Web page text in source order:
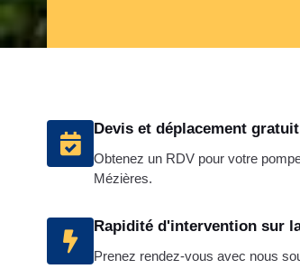
Devis et déplacement
Obtenez un RDV pour votre
Mézières.
Rapidité d'intervention sur
Prenez rendez-vous avec nous